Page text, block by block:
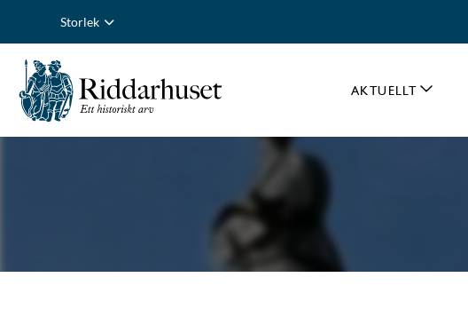
Storlek
AKTUELLT